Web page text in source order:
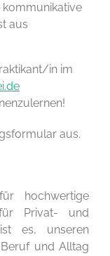
kommunikative
aus
in im
aus.
hochwertige
für Privat- und
es, unseren
und Alltag